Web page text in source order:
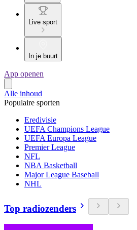
Live sport
In je buurt
App openen
Alle inhoud
Populaire sporten
Eredivisie
UEFA Champions League
UEFA Europa League
Premier League
NFL
NBA Basketball
Major League Baseball
NHL
Top radiozenders